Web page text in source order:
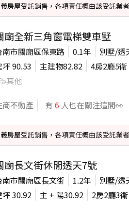
房屋受託銷售，各項責任概由該受託業
廟全新三角窗電梯雙車墅
南市關廟區保東路 0.1年
別墅/透
坪90.53 主建物82.82 4房2廳5衛
其他
商不動產 有 6 人也在關注這間👀
房屋受託銷售，各項責任概由該受託業
廟長文街休閒透天7號
南市關廟區長文街 1.2年
別墅/透
坪30.92 主 + 陽30.92 2房2廳3衛